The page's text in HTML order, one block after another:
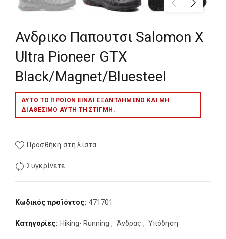
Ανδρικο Παπουτσι Salomon X
Ultra Pioneer GTX
Black/Magnet/Bluesteel
ΑΥΤΌ ΤΟ ΠΡΟΪΌΝ ΕΊΝΑΙ ΕΞΑΝΤΛΗΜΈΝΟ ΚΑΙ ΜΉ
ΔΙΑΘΈΣΙΜΟ ΑΥΤΉ ΤΗ ΣΤΙΓΜΉ.
Προσθήκη στη λίστα
Συγκρίνετε
Κωδικός προϊόντος: 471701
Κατηγορίες: Hiking- Running , Άνδρας , Υπόδηση